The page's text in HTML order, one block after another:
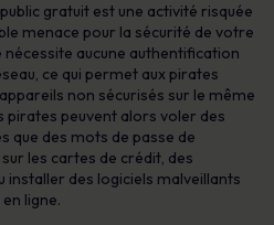
gratuit est une activité risquée
menace pour la sécurité de votre
nécessite aucune authentification
ce qui permet aux pirates
non sécurisés sur le même
pirates peuvent alors voler des
que des mots de passe de
les cartes de crédit, des
des logiciels malveillants
ligne.